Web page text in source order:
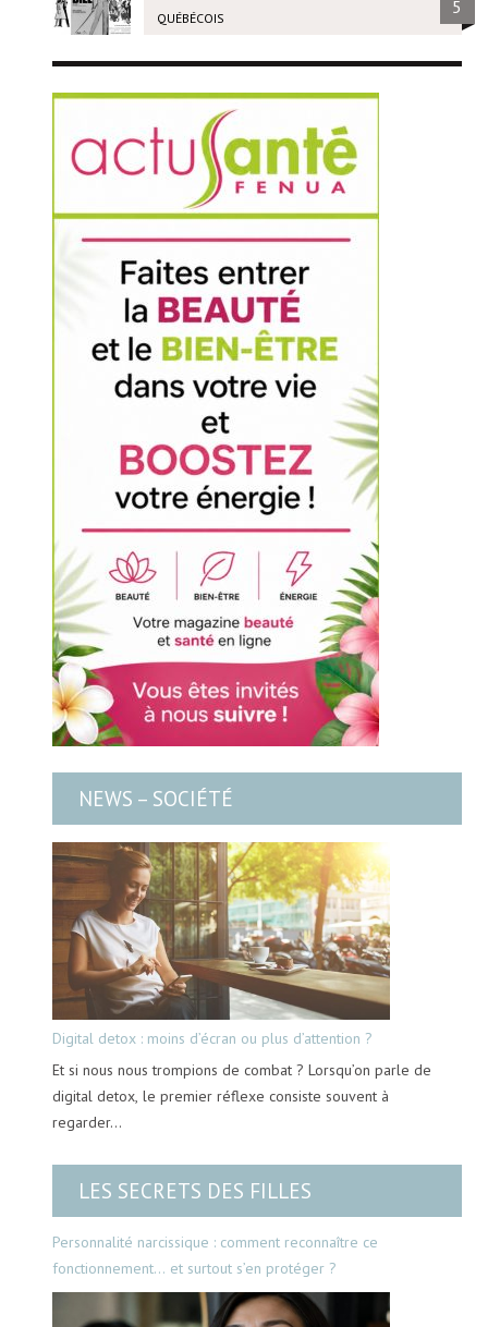
QUÉBÉCOIS
5
NEWS – SOCIÉTÉ
Digital detox : moins d’écran ou plus d’attention ?
Et si nous nous trompions de combat ? Lorsqu’on parle de
digital detox, le premier réflexe consiste souvent à
regarder…
LES SECRETS DES FILLES
Personnalité narcissique : comment reconnaître ce
fonctionnement… et surtout s’en protéger ?